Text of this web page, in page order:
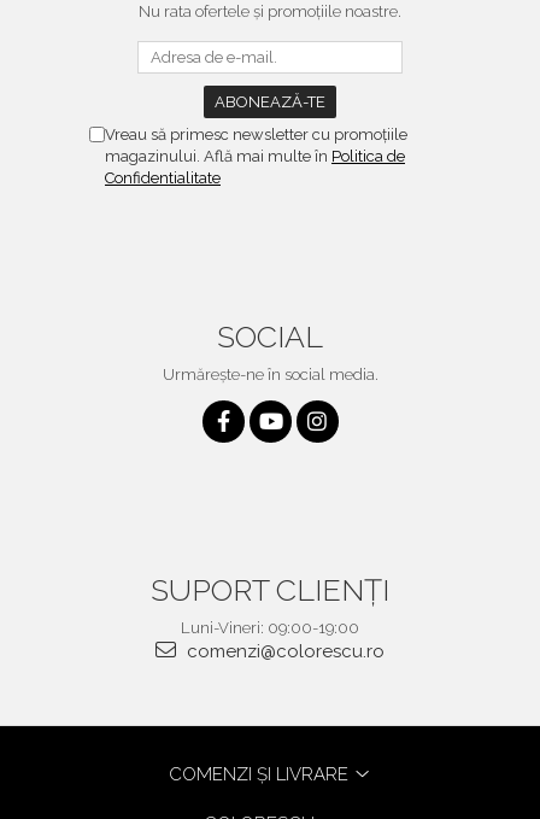
Nu rata ofertele și promoțiile noastre.
Vreau să primesc newsletter cu promoțiile
magazinului. Află mai multe în Politica de
Confidentialitate
SOCIAL
Urmărește-ne în social media.
SUPORT CLIENȚI
Luni-Vineri: 09:00-19:00
comenzi@colorescu.ro
COMENZI ȘI LIVRARE